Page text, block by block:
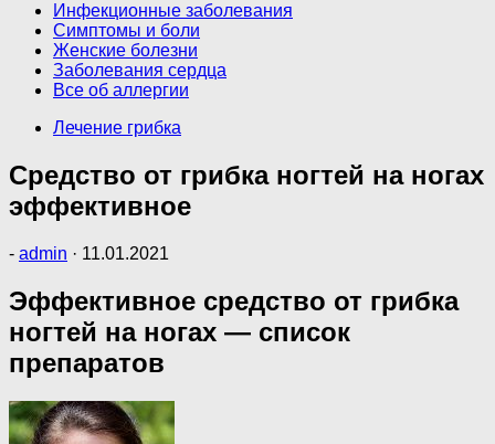
Инфекционные заболевания
Симптомы и боли
Женские болезни
Заболевания сердца
Все об аллергии
Лечение грибка
Средство от грибка ногтей на ногах
эффективное
- admin · 11.01.2021
Эффективное средство от грибка
ногтей на ногах — список
препаратов